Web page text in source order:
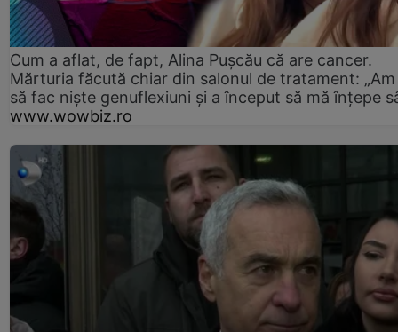
Cum a aflat, de fapt, Alina Pușcău că are cancer.
Mărturia făcută chiar din salonul de tratament:
să fac niște genuflexiuni și a început să mă înțepe
www.wowbiz.ro